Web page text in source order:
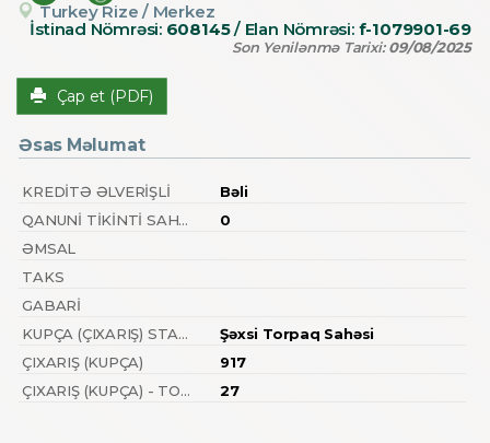
Turkey Rize / Merkez
İstinad Nömrəsi: 608145/ Elan Nömrəsi: f-1079901-69
Son Yenilənmə Tarixi:09/08/2025
Çap et (PDF)
Əsas Məlumat
KREDITƏ ƏLVERIŞLI
Bəli
QANUNI TIKINTI SAHƏSI
0
ƏMSAL
TAKS
GABARI
KUPÇA (ÇIXARIŞ) STATUSU
Şəxsi Torpaq Sahəsi
ÇIXARIŞ (KUPÇA)
917
ÇIXARIŞ (KUPÇA) - TORPAQ SAHƏSI
27